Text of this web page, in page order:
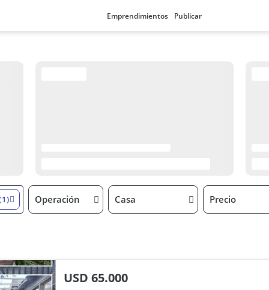
Emprendimientos Publicar
Operación Casa Precio
USD 65.000